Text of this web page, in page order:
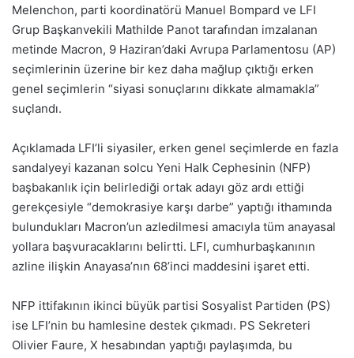
Melenchon, parti koordinatörü Manuel Bompard ve LFI
Grup Başkanvekili Mathilde Panot tarafından imzalanan
metinde Macron, 9 Haziran’daki Avrupa Parlamentosu (AP)
seçimlerinin üzerine bir kez daha mağlup çıktığı erken
genel seçimlerin “siyasi sonuçlarını dikkate almamakla”
suçlandı.
Açıklamada LFI’li siyasiler, erken genel seçimlerde en fazla
sandalyeyi kazanan solcu Yeni Halk Cephesinin (NFP)
başbakanlık için belirlediği ortak adayı göz ardı ettiği
gerekçesiyle “demokrasiye karşı darbe” yaptığı ithamında
bulundukları Macron’un azledilmesi amacıyla tüm anayasal
yollara başvuracaklarını belirtti. LFI, cumhurbaşkanının
azline ilişkin Anayasa’nın 68’inci maddesini işaret etti.
NFP ittifakının ikinci büyük partisi Sosyalist Partiden (PS)
ise LFI’nin bu hamlesine destek çıkmadı. PS Sekreteri
Olivier Faure, X hesabından yaptığı paylaşımda, bu